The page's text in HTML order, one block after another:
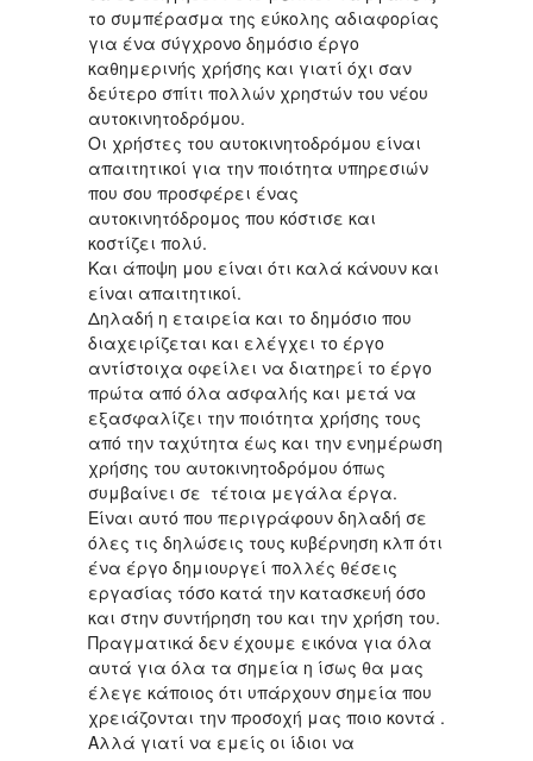
το συμπέρασμα της εύκολης αδιαφορίας
για ένα σύγχρονο δημόσιο έργο
καθημερινής χρήσης και γιατί όχι σαν
δεύτερο σπίτι πολλών χρηστών του νέου
αυτοκινητοδρόμου.
Οι χρήστες του αυτοκινητοδρόμου είναι
απαιτητικοί για την ποιότητα υπηρεσιών
που σου προσφέρει ένας
αυτοκινητόδρομος που κόστισε και
κοστίζει πολύ.
Και άποψη μου είναι ότι καλά κάνουν και
είναι απαιτητικοί.
Δηλαδή η εταιρεία και το δημόσιο που
διαχειρίζεται και ελέγχει το έργο
αντίστοιχα οφείλει να διατηρεί το έργο
πρώτα από όλα ασφαλής και μετά να
εξασφαλίζει την ποιότητα χρήσης τους
από την ταχύτητα έως και την ενημέρωση
χρήσης του αυτοκινητοδρόμου όπως
συμβαίνει σε τέτοια μεγάλα έργα.
Είναι αυτό που περιγράφουν δηλαδή σε
όλες τις δηλώσεις τους κυβέρνηση κλπ ότι
ένα έργο δημιουργεί πολλές θέσεις
εργασίας τόσο κατά την κατασκευή όσο
και στην συντήρηση του και την χρήση του.
Πραγματικά δεν έχουμε εικόνα για όλα
αυτά για όλα τα σημεία η ίσως θα μας
έλεγε κάποιος ότι υπάρχουν σημεία που
χρειάζονται την προσοχή μας ποιο κοντά .
Αλλά γιατί να εμείς οι ίδιοι να